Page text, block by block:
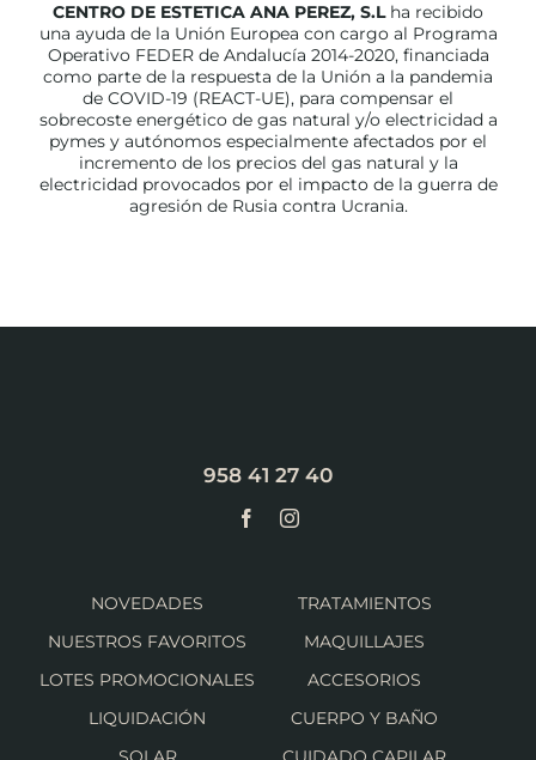
CENTRO DE ESTETICA ANA PEREZ, S.Lha recibido
una ayuda de la Unión Europea con cargo al Programa
Operativo FEDER de Andalucía 2014-2020, financiada
como parte de la respuesta de la Unión a la pandemia
de COVID-19 (REACT-UE), para compensar el
sobrecoste energético de gas natural y/o electricidad a
pymes y autónomos especialmente afectados por el
incremento de los precios del gas natural y la
electricidad provocados por el impacto de la guerra de
agresión de Rusia contra Ucrania.
958 41 27 40
NOVEDADES
NUESTROS FAVORITOS
LOTES PROMOCIONALES
LIQUIDACIÓN
TRATAMIENTOS
MAQUILLAJES
ACCESORIOS
CUERPO Y BAÑO